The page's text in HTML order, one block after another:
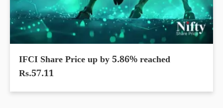
IFCI Share Price up by 5.86% reached
Rs.57.11